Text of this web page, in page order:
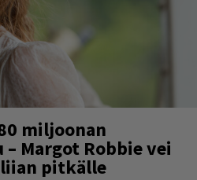
miljoonan
Margot Robbie vei
pitkälle